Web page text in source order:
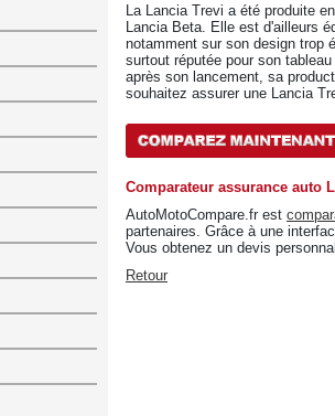
La Lancia Trevi a été produite
Lancia Beta. Elle est d'ailleurs
notamment sur son design trop
surtout réputée pour son
après son lancement, sa
souhaitez assurer une Lancia
Comparateur assurance auto
AutoMotoCompare.fr est
partenaires. Grâce à une
Vous obtenez un devis
Retour